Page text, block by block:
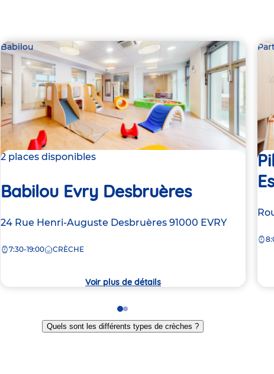
Babilou
2 places disponibles
Babilou Evry Desbruères
Adresse
la
24 Rue Henri-Auguste Desbruères 91000 EVRY
7:30-19:00 CRÈCHE
Voir plus de détails
la
Go
to
slide
Go
to
slide
Quels sont les différents types de crèches ?